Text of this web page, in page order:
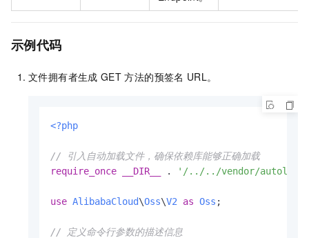
示例代码
文件拥有者生成 GET 方法的预签名 URL。
<?php
// 引入自动加载文件，确保依赖库能够正确加载
require_once
__DIR__ . '/../../vendor/
use AlibabaCloud\Oss\V2 as Oss ;
// 定义命令行参数的描述信息